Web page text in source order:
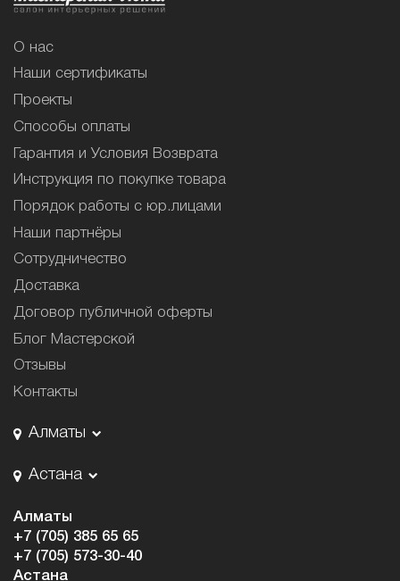
О нас
Наши сертификаты
Проекты
Способы оплаты
Гарантия и Условия Возврата
Инструкция по покупке товара
Порядок работы с юр.лицами
Наши партнёры
Сотрудничество
Доставка
Договор публичной оферты
Блог Мастерской
Отзывы
Контакты
Алматы
Астана
Алматы
+7 (705) 385 65 65
+7 (705) 573-30-40
Астана